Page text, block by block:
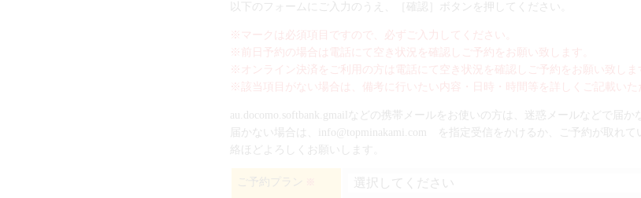
以下のフォームにご入力のうえ、［確認］ボタンを押してください。
※マークは必須項目ですので、必ずご入力してください。
※前日予約の場合は電話にて空き状況を確認しご予約をお願い致します。
※オンライン決済をご利用の方は電話にて空き状況を確認しご予約をお願い致しま
※該当項目がない場合は、備考に行いたい内容・日時・時間等を詳しくご記載いた
au.docomo.softbank.gmailなどの携帯メールをお使いの方は、迷惑メールなどで届か
届かない場合は、info@topminakami.com を指定受信をかけるか、ご予約が取れて
絡ほどよろしくお願いします。
ご予約プラン